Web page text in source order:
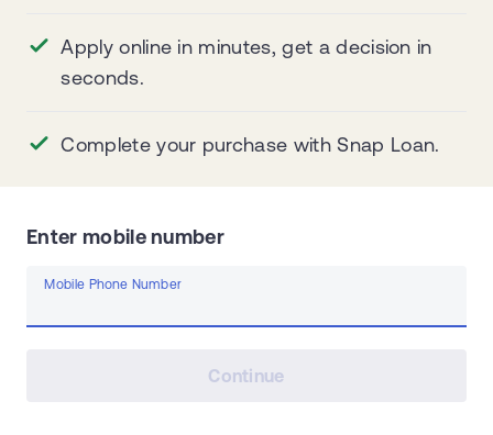
Apply online in minutes, get a decision in
seconds.
Complete your purchase with Snap Loan.
Enter mobile number
Mobile Phone Number
Continue